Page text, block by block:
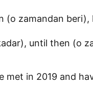
(o zamandan beri),
until then (o
met in 2019 and